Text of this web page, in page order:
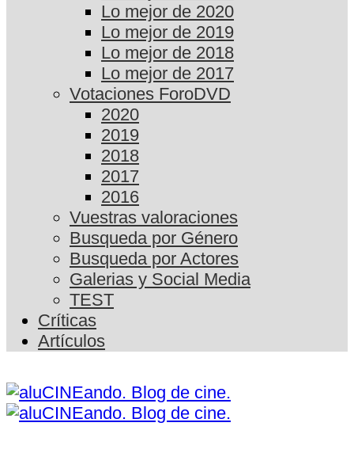
Lo mejor de 2020
Lo mejor de 2019
Lo mejor de 2018
Lo mejor de 2017
Votaciones ForoDVD
2020
2019
2018
2017
2016
Vuestras valoraciones
Busqueda por Género
Busqueda por Actores
Galerias y Social Media
TEST
Críticas
Artículos